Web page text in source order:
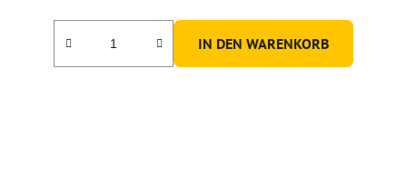
IN DEN WARENKORB